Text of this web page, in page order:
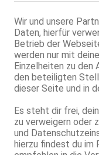
Wir und unsere
Daten, hierfür
Betrieb der
werden nur mit
Einzelheiten zu den
den beteiligten
dieser Seite und in
Es steht dir frei,
zu verweigern oder
und
hierzu findest du im
Homburg
LIVE
Englisch